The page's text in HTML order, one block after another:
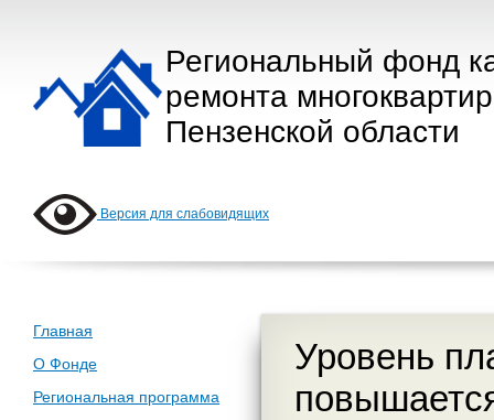
Региональный фонд
ремонта
Пензенской области
Версия для слабовидящих
Главная
О Фонде
Региональная программа
Уровень